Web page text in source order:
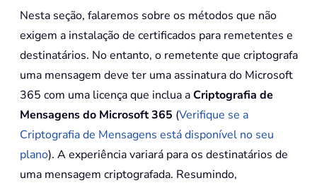
Nesta seção, falaremos sobre os métodos que não
exigem a instalação de certificados para remetentes e
destinatários. No entanto, o remetente que criptografa
uma mensagem deve ter uma assinatura do Microsoft
365 com uma licença que inclua aCriptografia de
Mensagens do Microsoft 365 (Verifique se a
Criptografia de Mensagens está disponível no seu
plano). A experiência variará para os destinatários de
uma mensagem criptografada. Resumindo,